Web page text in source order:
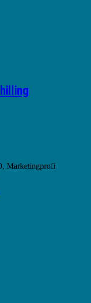
Marketingprofi